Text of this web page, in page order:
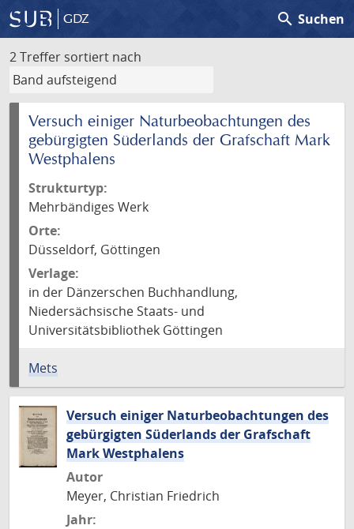
GDZ search Suchen
2 Treffer sortiert nach
Versuch einiger Naturbeobachtungen des
gebürgigten Süderlands der Grafschaft Mark
Westphalens
Strukturtyp:
Mehrbändiges Werk
Orte:
Düsseldorf, Göttingen
Verlage:
in der Dänzerschen Buchhandlung,
Niedersächsische Staats- und
Universitätsbibliothek Göttingen
Mets
Versuch einiger Naturbeobachtungen des
gebürgigten Süderlands der Grafschaft
Mark Westphalens
Autor
Meyer, Christian Friedrich
Jahr: